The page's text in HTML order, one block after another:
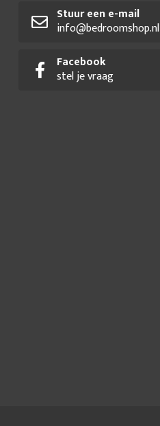
Stuur een e-mail
info@bedroomshop.nl
Facebook
stel je vraag